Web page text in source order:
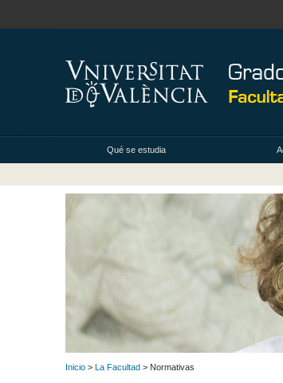
Qué se estudia
Inicio > La Facultad > Normativas